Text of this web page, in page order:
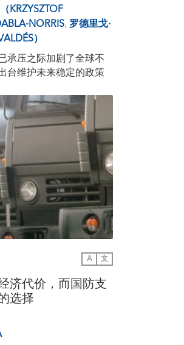
KRZYSZTOF
NORRIS,罗德里戈·
）
承压之际加剧了全球不
台维护未来稳定的政策
A 文
济代价，而国防支
选择